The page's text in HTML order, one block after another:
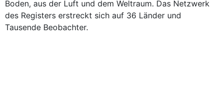
Boden, aus der Luft und dem Weltraum. Das Netzwerk
des Registers erstreckt sich auf 36 Länder und
Tausende Beobachter.